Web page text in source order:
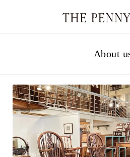
About